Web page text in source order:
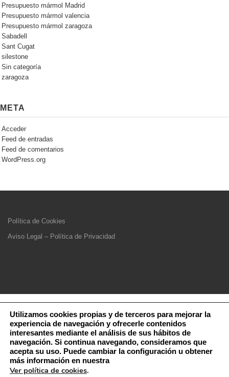
Presupuesto mármol Madrid
Presupuesto mármol valencia
Presupuesto mármol zaragoza
Sabadell
Sant Cugat
silestone
Sin categoría
zaragoza
META
Acceder
Feed de entradas
Feed de comentarios
WordPress.org
Política de Cookies
Aviso Legal – Política de Privacidad
Utilizamos cookies propias y de terceros para mejorar la
experiencia de navegación y ofrecerle contenidos
interesantes mediante el análisis de sus hábitos de
navegación. Si continua navegando, consideramos que
acepta su uso. Puede cambiar la configuración u obtener
más información en nuestra
Ver política de cookies.